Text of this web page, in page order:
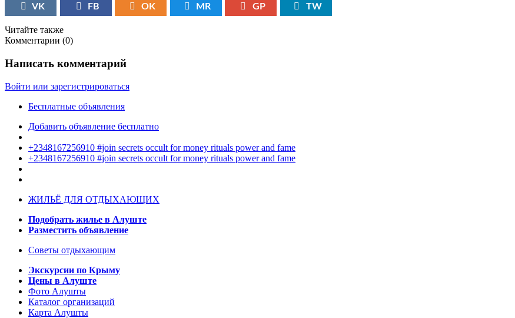
VK FB OK MR GP TW
Читайте также
Комментарии (0)
Написать комментарий
Войти или зарегистрироваться
Бесплатные объявления
Добавить объявление бесплатно
+2348167256910 #join secrets occult for money rituals power and fame
+2348167256910 #join secrets occult for money rituals power and fame
ЖИЛЬЁ ДЛЯ ОТДЫХАЮЩИХ
Подобрать жилье в Алуште
Разместить объявление
Советы отдыхающим
Экскурсии по Крыму
Цены в Алуште
Фото Алушты
Каталог организаций
Карта Алушты